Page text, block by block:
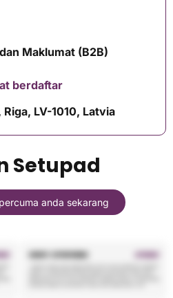
Maklumat (B2B)
berdaftar
LV-1010, Latvia
Setupad
anda sekarang